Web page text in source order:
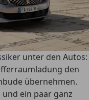
unter den Autos:
den
übernehmen.
ein paar ganz